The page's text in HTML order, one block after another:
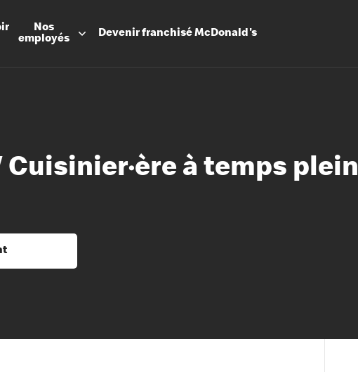
Nos
employés
DevenirfranchiséMcDonald's
Les
Cuisinier·ère à temps